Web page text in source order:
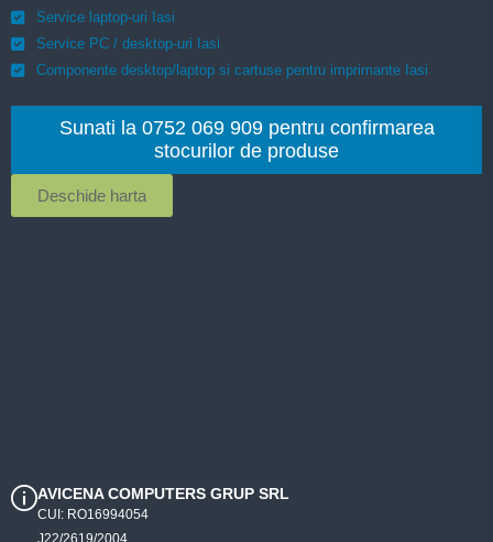
AVICENA COMPUTERS GRUP SRL
CUI: RO16994054
J22/2619/2004
Service laptop-uri Iasi
Service PC / desktop-uri Iasi
Componente desktop/laptop si cartuse pentru imprimante Iasi
Sunati la 0752 069 909 pentru confirmarea
stocurilor de produse
Deschide harta